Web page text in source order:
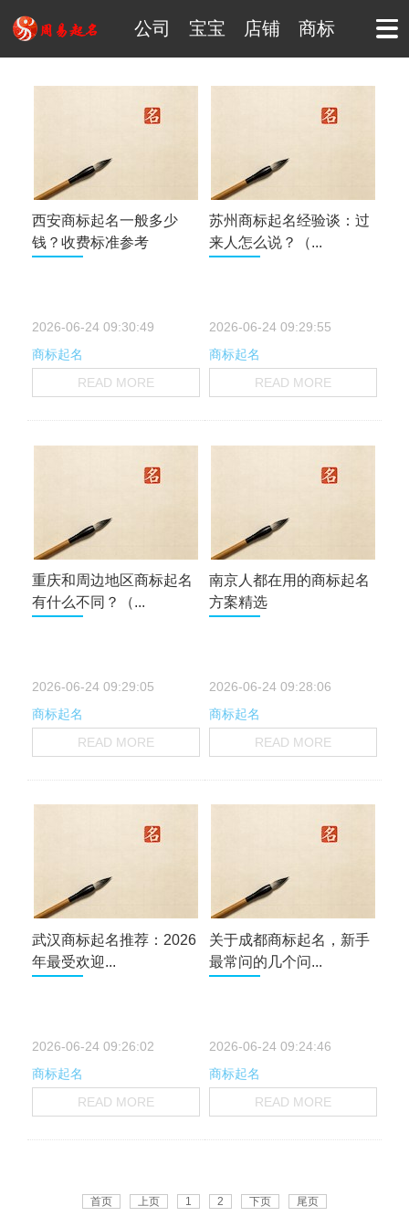
公司 宝宝 店铺 商标
西安商标起名一般多少
钱？收费标准参考
2026-06-24 09:30:49
商标起名
READ MORE
苏州商标起名经验谈：过
来人怎么说？（...
2026-06-24 09:29:55
商标起名
READ MORE
重庆和周边地区商标起名
有什么不同？（...
2026-06-24 09:29:05
商标起名
READ MORE
南京人都在用的商标起名
方案精选
2026-06-24 09:28:06
商标起名
READ MORE
武汉商标起名推荐：2026
年最受欢迎...
2026-06-24 09:26:02
商标起名
READ MORE
关于成都商标起名，新手
最常问的几个问...
2026-06-24 09:24:46
商标起名
READ MORE
首页 上页 1 2 下页 尾页